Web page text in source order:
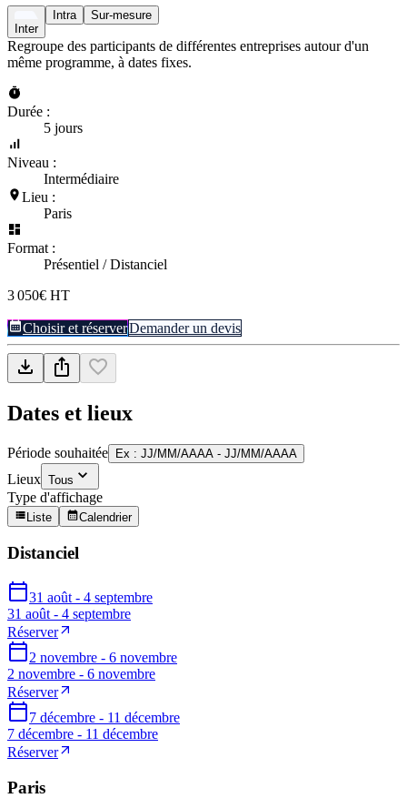
Inter
Intra Sur-mesure
Regroupe des participants de différentes entreprises autour d'un
même programme, à dates fixes.
Durée :
5 jours
Niveau :
Intermédiaire
Lieu :
Paris
Format :
Présentiel / Distanciel
3 050€ HT
Choisir et réserverDemander un devis
Dates et lieux
Période souhaitée Ex : JJ/MM/AAAA - JJ/MM/AAAA
Lieux Tous
Type d'affichage
Liste Calendrier
Distanciel
31 août - 4 septembre
31 août - 4 septembre
Réserver
2 novembre - 6 novembre
2 novembre - 6 novembre
Réserver
7 décembre - 11 décembre
7 décembre - 11 décembre
Réserver
Paris